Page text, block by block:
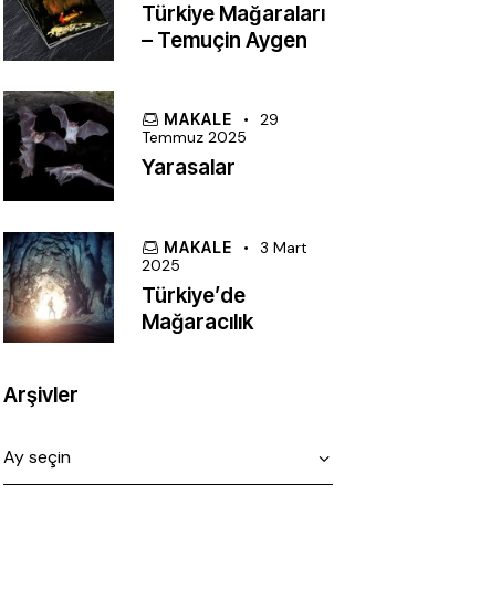
Türkiye Mağaraları
– Temuçin Aygen
MAKALE
29
Temmuz 2025
Yarasalar
MAKALE
3 Mart
2025
Türkiye’de
Mağaracılık
Arşivler